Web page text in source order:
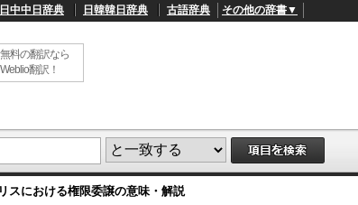
日中中日辞典 日韓韓日辞典 古語辞典 その他の辞書▼
無料の翻訳なら
Weblio翻訳！
スにおける権限委譲の意味・解説